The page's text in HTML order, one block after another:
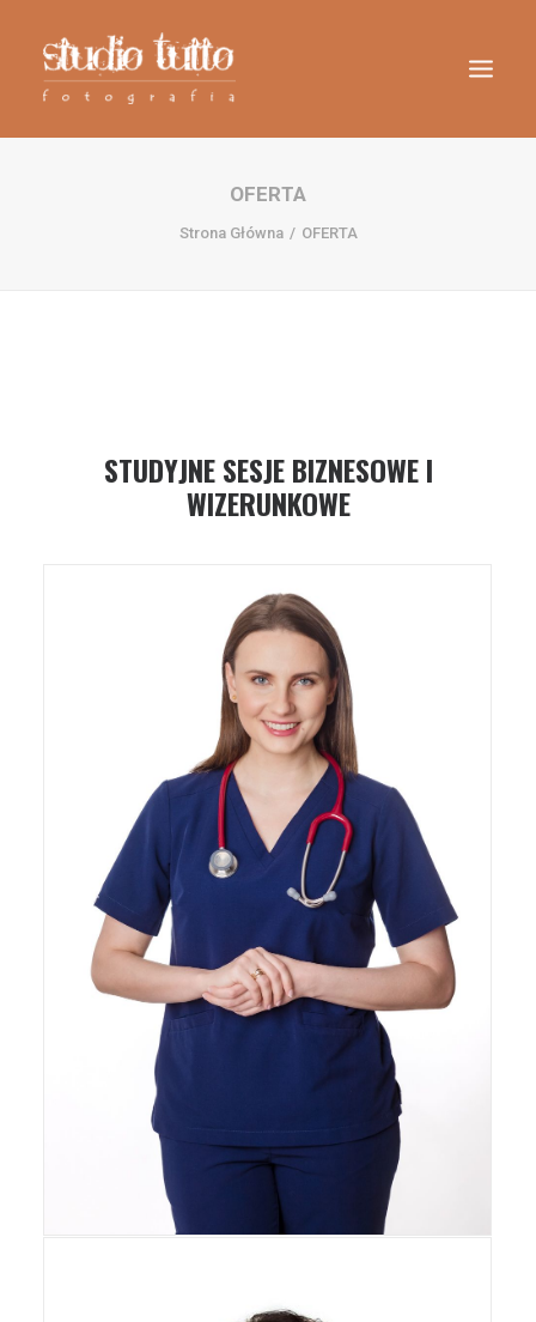
Wyszukiwanie
OFERTA
Strona Główna OFERTA
STUDYJNE SESJE BIZNESOWE I
WIZERUNKOWE